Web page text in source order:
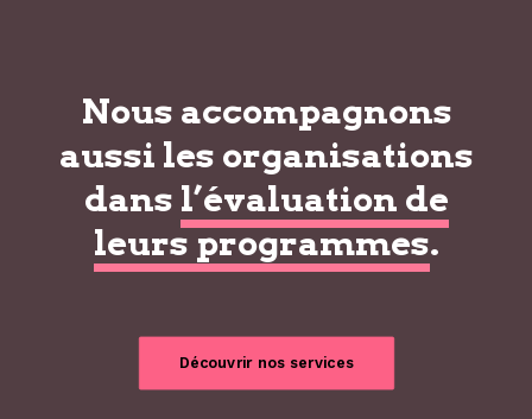
Nous accompagnons
aussi les organisations
dans l’évaluation de
leurs programmes.
Découvrir nos services